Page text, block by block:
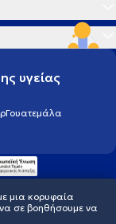
υγείας
Γουατεμάλα
απορρήτου
μια κορυφαία
σε βοηθήσουμε να